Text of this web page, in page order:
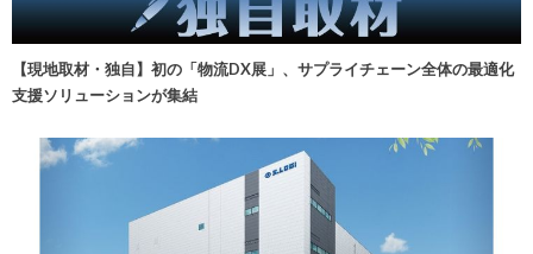
【現地取材・独自】初の「物流DX展」、サプライチェーン全体の最適化
支援ソリューションが集結